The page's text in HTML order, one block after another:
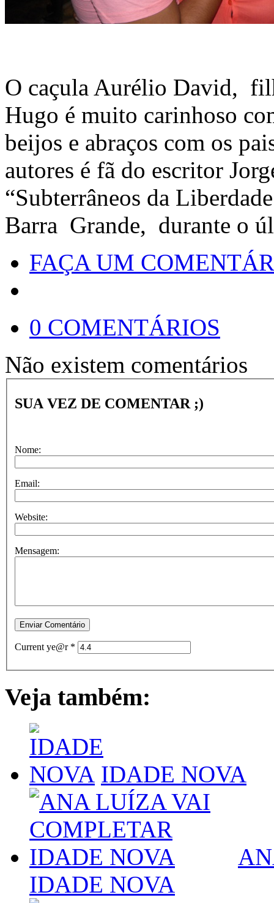
O caçula Aurélio David,
Hugo é muito carinhoso
beijos e abraços com os
autores é fã do escritor
“Subterrâneos da
Barra Grande, durante o
FAÇA UM
0 COMENTÁRIOS
Não existem comentários
SUA VEZ DE COMENTAR ;)
Nome:
Email:
Website:
Mensagem:
Current ye@r *
Veja também:
IDADE NOVA
IDADE NOVA